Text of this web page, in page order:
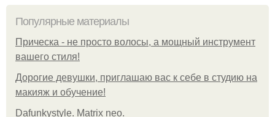
Популярные материалы
Прическа - не просто волосы, а мощный инструмент
вашего стиля!
Дорогие девушки, приглашаю вас к себе в студию на
макияж и обучение!
Dafunkystyle. Matrix neo.